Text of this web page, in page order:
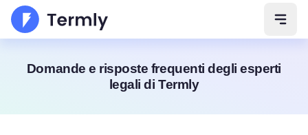
Apri
Domande e risposte frequenti degli esperti
legali di Termly